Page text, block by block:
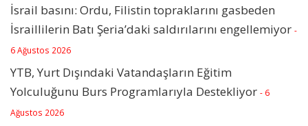
İsrail basını: Ordu, Filistin topraklarını gasbeden
İsraillilerin Batı Şeria’daki saldırılarını engellemiyor -
6 Ağustos 2026
YTB, Yurt Dışındaki Vatandaşların Eğitim
Yolculuğunu Burs Programlarıyla Destekliyor - 6
Ağustos 2026